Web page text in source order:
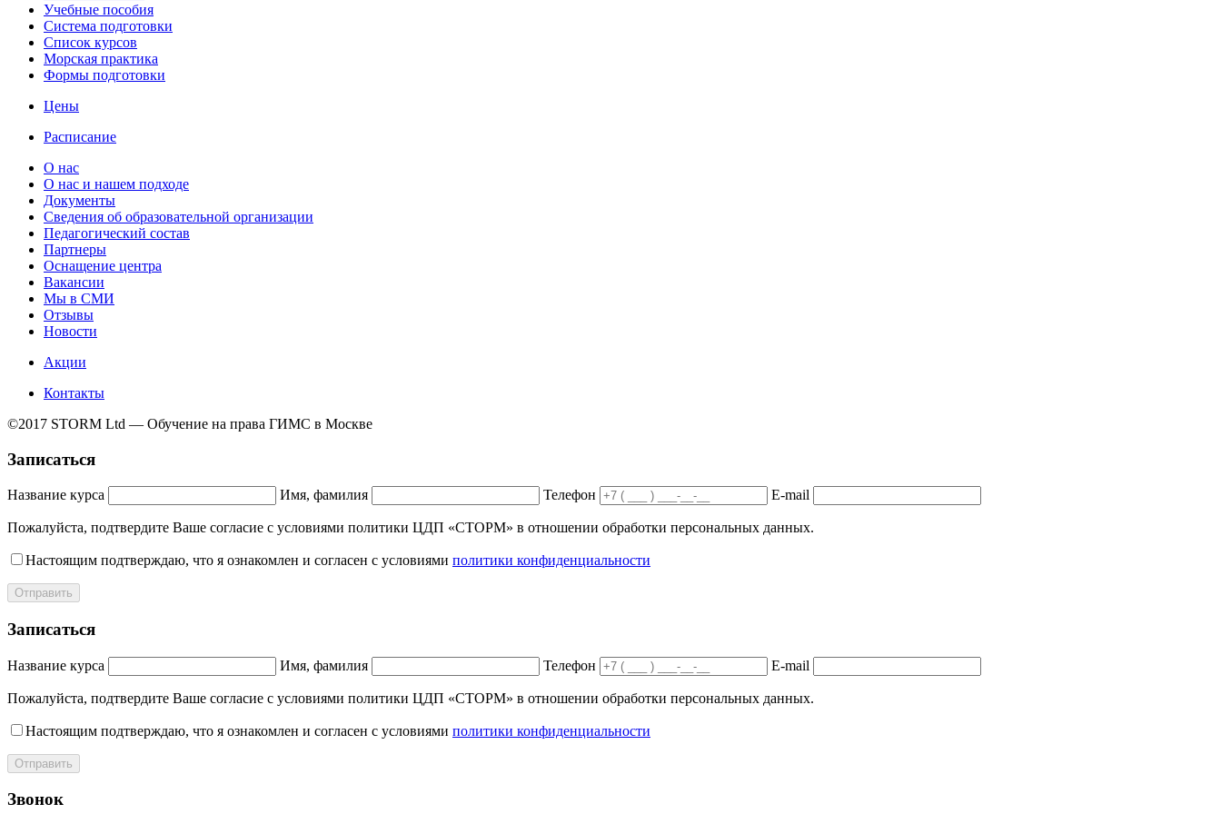
Учебные пособия
Cистема подготовки
Список курсов
Морская практика
Формы подготовки
Цены
Расписание
О нас
О нас и нашем подходе
Документы
Сведения об образовательной организации
Педагогический состав
Партнеры
Оснащение центра
Вакансии
Мы в СМИ
Отзывы
Новости
Акции
Контакты
©2017 STORM Ltd — Обучение на права ГИМС в Москве
Записаться
Название курса Имя, фамилия Телефон E-mail
Пожалуйста, подтвердите Ваше согласие с условиями политики ЦДП «СТОРМ» в отношении обработки персональных данных.
Настоящим подтверждаю, что я ознакомлен и согласен с условиями политики конфиденциальности
Отправить
Записаться
Название курса Имя, фамилия Телефон E-mail
Пожалуйста, подтвердите Ваше согласие с условиями политики ЦДП «СТОРМ» в отношении обработки персональных данных.
Настоящим подтверждаю, что я ознакомлен и согласен с условиями политики конфиденциальности
Отправить
Звонок